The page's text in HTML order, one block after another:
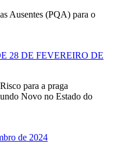
Ausentes (PQA) para o
28 DE FEVEREIRO DE
para a praga
Novo no Estado do
de 2024